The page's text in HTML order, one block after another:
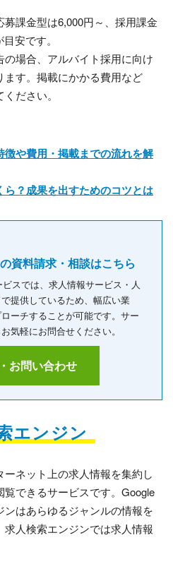
課金型は6,000円～、採用課金
安です。
場合、アルバイト採用に向け
す。掲載にかかる費用など
ださい。
や費用・掲載までの流れを解
？成果を出すためのコツとは
資料請求・相談はこちら
ビスでは、求人情報サービス・人
提供しているため、幅広い業
ーチすることが可能です。サー
気軽にお問合せください。
お問い合わせ
エンジン
ネット上の求人情報を集約し
できるサービスです。Google
はあらゆるジャンルの情報を
人検索エンジンでは求人情報